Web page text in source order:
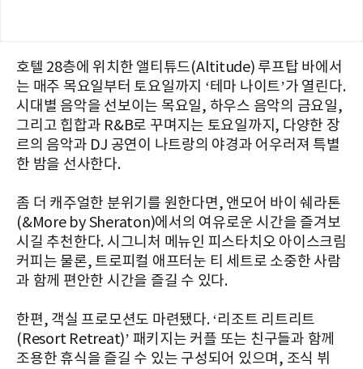
호텔 28층에 위치한 앨티튜드(Altitude) 루프탑 바에서
는 매주 목요일부터 토요일까지 ‘테마 나이트’가 열린다.
시대별 음악을 선보이는 목요일, 하우스 음악의 금요일,
그리고 힙합과 R&B로 꾸며지는 토요일까지, 다양한 장
르의 음악과 DJ 공연이 나트랑의 야경과 어우러져 특별
한 밤을 선사한다.
좀 더 캐주얼한 분위기를 원한다면, 앤모어 바이 쉐라톤
(&More by Sheraton)에서의 여유로운 시간을 즐겨보
시길 추천한다. 시그니처 메뉴인 피스타치오 아이스크림
커피는 물론, 트로피컬 애프터눈 티 세트로 소중한 사람
과 함께 편안한 시간을 즐길 수 있다.
한편, 객실 프로모션도 마련됐다. ‘리조트 리트리트
(Resort Retreat)’ 패키지는 커플 또는 친구들과 함께
조용한 휴식을 즐길 수 있는 구성되어 있으며, 조식 뷔